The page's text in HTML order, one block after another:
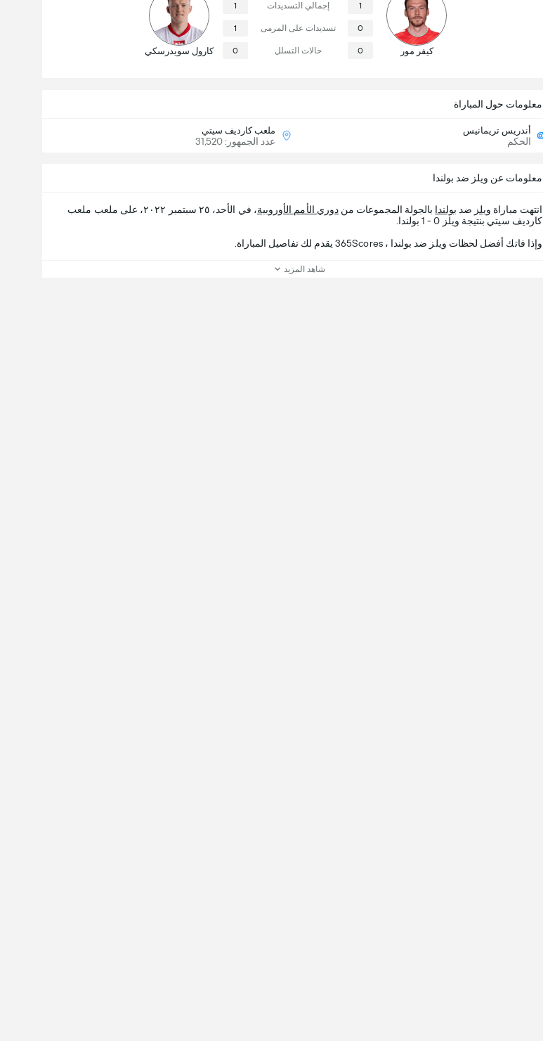
كيفر مور
1 إجمالي التسديدات 1
0 تسديدات على المرمى 1
0 حالات التسلل 0 كارول سويدرسكي
معلومات حول المباراة
أندريس تريمانيس
الحكم
ملعب كارديف سيتي
عدد الجمهور: 31,520
معلومات عن ويلز ضد بولندا
انتهت مباراة ويلز ضد بولندا بالجولة المجموعات من دوري الأمم الأوروبية
، في الأحد، ٢٥ سبتمبر ٢٠٢٢، على ملعب ملعب
كارديف سيتي بنتيجة ويلز 0 - 1 بولندا.
وإذا فاتك أفضل لحظات ويلز ضد بولندا ، 365Scores يقدم لك تفاصيل المباراة.
شاهد المزيد